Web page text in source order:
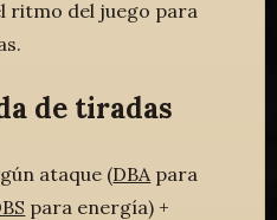
ritmo del juego para
de tiradas
ataque (DBA para
para energía) +